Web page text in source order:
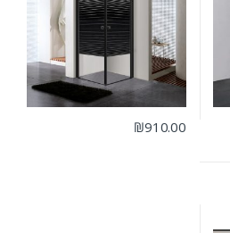
₪910.00